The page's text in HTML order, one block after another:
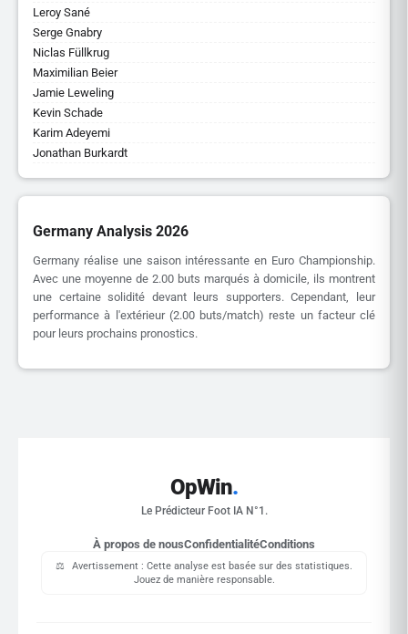
Leroy Sané
Serge Gnabry
Niclas Füllkrug
Maximilian Beier
Jamie Leweling
Kevin Schade
Karim Adeyemi
Jonathan Burkardt
Germany Analysis 2026
Germany réalise une saison intéressante en Euro Championship.
Avec une moyenne de 2.00 buts marqués à domicile, ils montrent
une certaine solidité devant leurs supporters. Cependant, leur
performance à l'extérieur (2.00 buts/match) reste un facteur clé
pour leurs prochains pronostics.
OpWin.
Le Prédicteur Foot IA N°1.
À propos de nousConfidentialitéConditions
⚖️
Avertissement : Cette analyse est basée sur des statistiques.
Jouez de manière responsable.